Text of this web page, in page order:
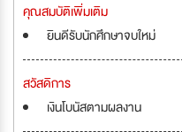
คุณสมบัติเพิ่มเติม
ยินดีรับนักศึกษาจบใหม่
สวัสดิการ
เงินโบนัสตามผลงาน